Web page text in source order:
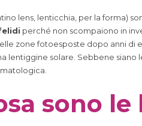
lens, lenticchia, per la forma)
perché non scompaiono in
zone fotoesposte dopo anni di
lentiggine solare. Sebbene siano
sono